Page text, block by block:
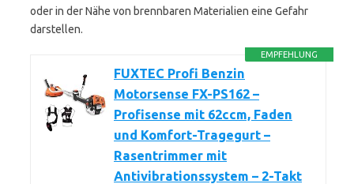
oder in der Nähe von brennbaren Materialien eine Gefahr
darstellen.
EMPFEHLUNG
FUXTEC Profi Benzin
Motorsense FX-PS162 –
Profisense mit 62ccm, Faden
und Komfort-Tragegurt –
Rasentrimmer mit
Antivibrationssystem – 2-Takt